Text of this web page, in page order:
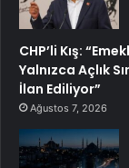
CHP’li Kış:
Yalnızca Açlık
İlan Ediliyor”
Ağustos 7, 2026